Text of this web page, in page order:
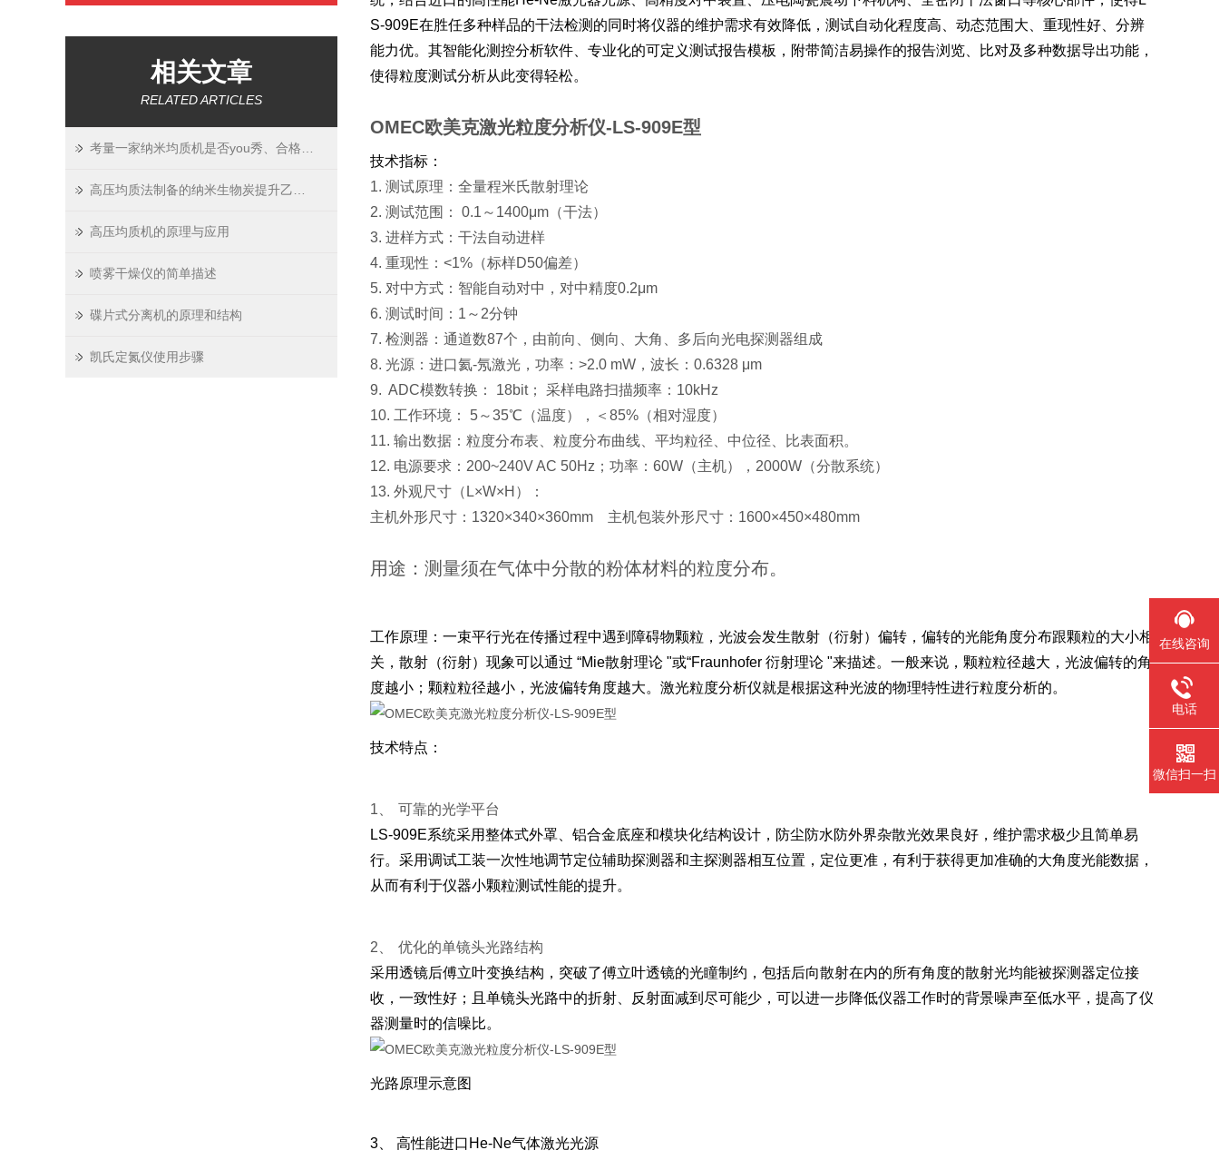
相关文章
RELATED ARTICLES
高压均质机的原理与应用
喷雾干燥仪的简单描述
碟片式分离机的原理和结构
凯氏定氮仪使用步骤
S-909E在胜任多种样品的干法检测的同时将仪器的维护需求有效降低，测试自动化程度高、动态范围大、重现性好、分辨
能力优。其智能化测控分析软件、专业化的可定义测试报告模板，附带简洁易操作的报告浏览、比对及多种数据导出功能，
使得粒度测试分析从此变得轻松。
OMEC欧美克激光粒度分析仪-LS-909E型
技术指标：
1. 测试原理：全量程米氏散射理论
2. 测试范围： 0.1～1400μm（干法）
3. 进样方式：干法自动进样
4. 重现性：<1%（标样D50偏差）
5. 对中方式：智能自动对中，对中精度0.2μm
6. 测试时间：1～2分钟
7. 检测器：通道数87个，由前向、侧向、大角、多后向光电探测器组成
8. 光源：进口氦-氖激光，功率：>2.0 mW，波长：0.6328 μm
9. ADC模数转换： 18bit； 采样电路扫描频率：10kHz
10. 工作环境： 5～35℃（温度），＜85%（相对湿度）
11. 输出数据：粒度分布表、粒度分布曲线、平均粒径、中位径、比表面积。
12. 电源要求：200~240V AC 50Hz；功率：60W（主机），2000W（分散系统）
13. 外观尺寸（L×W×H）：
主机外形尺寸：1320×340×360mm 主机包装外形尺寸：1600×450×480mm
用途：测量须在气体中分散的粉体材料的粒度分布。
工作原理：一束平行光在传播过程中遇到障碍物颗粒，光波会发生散射（衍射）偏转，偏转的光能角度分布跟颗粒的大小相
关，散射（衍射）现象可以通过 “Mie散射理论 "或“Fraunhofer 衍射理论 "来描述。一般来说，颗粒粒径越大，光波偏转的角
度越小；颗粒粒径越小，光波偏转角度越大。激光粒度分析仪就是根据这种光波的物理特性进行粒度分析的。
技术特点：
1、
可靠的光学平台
LS-909E系统采用整体式外罩、铝合金底座和模块化结构设计，防尘防水防外界杂散光效果良好，维护需求极少且简单易
行。采用调试工装一次性地调节定位辅助探测器和主探测器相互位置，定位更准，有利于获得更加准确的大角度光能数据，
从而有利于仪器小颗粒测试性能的提升。
2、
优化的单镜头光路结构
采用透镜后傅立叶变换结构，突破了傅立叶透镜的光瞳制约，包括后向散射在内的所有角度的散射光均能被探测器定位接
收，一致性好；且单镜头光路中的折射、反射面减到尽可能少，可以进一步降低仪器工作时的背景噪声至低水平，提高了仪
器测量时的信噪比。
光路原理示意图
3、 高性能进口He-Ne气体激光光源
在线咨询
电话
微信扫一扫